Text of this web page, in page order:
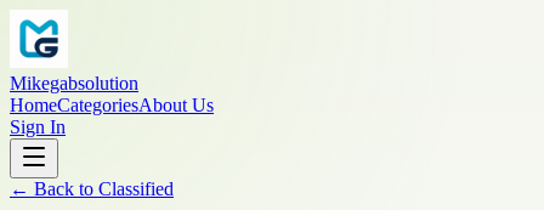
Mikegabsolution
HomeCategoriesAbout Us
Sign In
← Back to Classified